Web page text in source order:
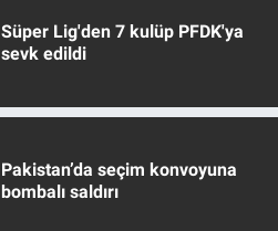
Süper Lig'den 7 kulüp PFDK'ya
sevk edildi
Pakistan’da seçim konvoyuna
bombalı saldırı